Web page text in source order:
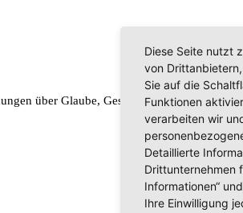
über Glaube, Gesundheit, Familie und
Diese Seite nutzt
von
Sie auf die
Funktionen
verarbeiten wir
Detaillierte
Drittunternehmen
Informationen“
Ihre Einwilligung